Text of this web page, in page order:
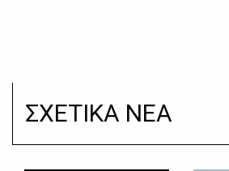
ΣΧΕΤΙΚΑ ΝΕΑ